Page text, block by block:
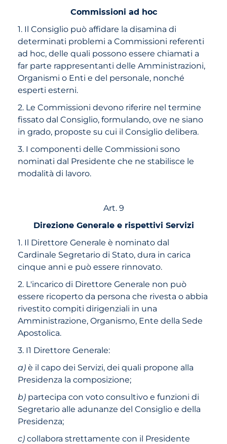
Commissioni ad hoc
1. Il Consiglio può affidare la disamina di
determinati problemi a Commissioni referenti
ad hoc, delle quali possono essere chiamati a
far parte rappresentanti delle Amministrazioni,
Organismi o Enti e del personale, nonché
esperti esterni.
2. Le Commissioni devono riferire nel termine
fissato dal Consiglio, formulando, ove ne siano
in grado, proposte su cui il Consiglio delibera.
3. I componenti delle Commissioni sono
nominati dal Presidente che ne stabilisce le
modalità di lavoro.
Art. 9
Direzione Generale e rispettivi Servizi
1. Il Direttore Generale è nominato dal
Cardinale Segretario di Stato, dura in carica
cinque anni e può essere rinnovato.
2. L'incarico di Direttore Generale non può
essere ricoperto da persona che rivesta o abbia
rivestito compiti dirigenziali in una
Amministrazione, Organismo, Ente della Sede
Apostolica.
3. I1 Direttore Generale:
a)è il capo dei Servizi, dei quali propone alla
Presidenza la composizione;
b) partecipa con voto consultivo e funzioni di
Segretario alle adunanze del Consiglio e della
Presidenza;
c)collabora strettamente con il Presidente